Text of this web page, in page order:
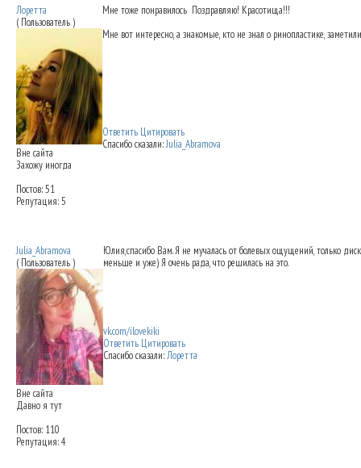
Лоретта
( Пользователь )
Вне сайта
Захожу иногда
Постов: 51
Репутация: 5
Мне тоже понравилось Поздравляю! Красотища!!!
Мне вот интересно, а знакомые, кто не знал о ринопластике,
Ответить Цитировать
Спасибо сказали:Julia_Abramova
Julia_Abramova
( Пользователь )
Вне сайта
Давно я тут
Постов: 110
Репутация: 4
Юлия,спасибо Вам. Я не мучалась от болевых ощущений, только
меньше и уже) Я очень рада, что решилась на это.
vk.com/ilovekiki
Ответить Цитировать
Спасибо сказали:Лоретта